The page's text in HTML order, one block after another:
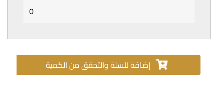
إضافة للسلة والتحقق من الكمية